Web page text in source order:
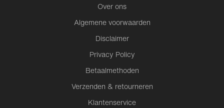
Over ons
Algemene voorwaarden
Disclaimer
Privacy Policy
Betaalmethoden
Verzenden & retourneren
Klantenservice